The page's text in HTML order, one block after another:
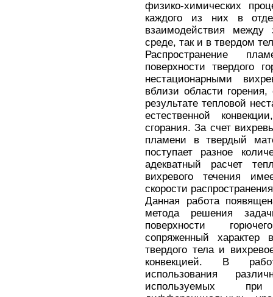
физико-химических
каждого из них в
взаимодействия между
среде, так и в твердом
Распространение
поверхности твердого
нестационарными
вблизи области
результате тепловой
естественной
сгорания. За счет
пламени в твердый
поступает разное
адекватный расчет
вихревого течения
скорости
Данная работа
метода решения
поверхности
сопряженный характер
твердого тела и
конвекцией. В
использования
используемых при